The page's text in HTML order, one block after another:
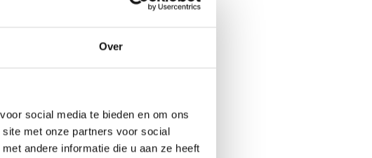
Over
social media te bieden en om ons
met onze partners voor social
andere informatie die u aan ze heeft